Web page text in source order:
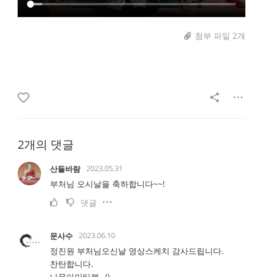
첨부 파일 2개
2개의 댓글
산들바람 2023.05.31
부처님 오시날을 축하합니다~~!
댓글
문사수 2023.06.10
정진원 부처님오신날 영상스케치 감사드립니다.
찬탄합니다.